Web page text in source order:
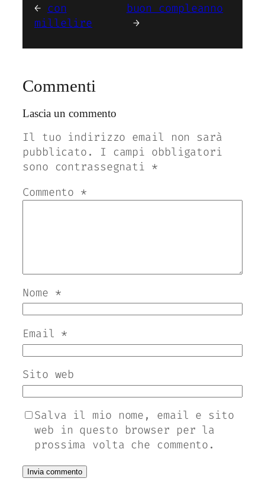
← con
millelire
buon compleanno
→
Commenti
Lascia un commento
Il tuo indirizzo email non sarà
pubblicato.
I campi obbligatori
sono contrassegnati *
Commento *
Nome *
Email *
Sito web
Salva il mio nome, email e sito
web in questo browser per la
prossima volta che commento.